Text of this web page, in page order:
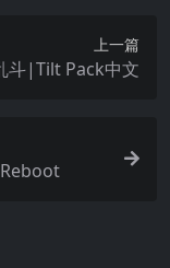
上一篇
斗|Tilt Pack中文